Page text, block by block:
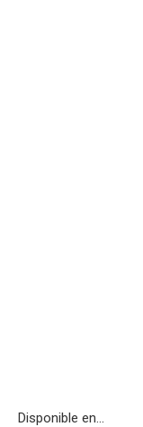
Disponible en...